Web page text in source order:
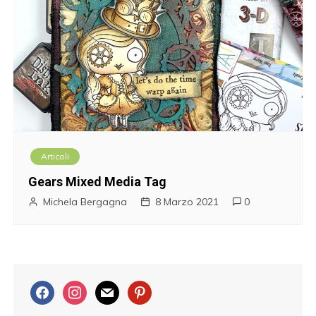
Articoli
Gears Mixed Media Tag
Michela Bergagna 8 Marzo 2021 0
f
a
i
n
m
a
p